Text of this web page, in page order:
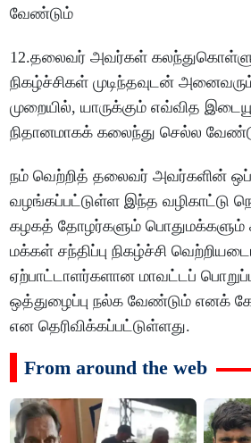
வேண்டும்
12.தலைவர் அவர்கள்
நிகழ்ச்சிகள் முடிந்தவுடன்
முறையில், யாருக்கும் எவ்வித
நிதானமாகக் கலைந்து செல்ல
நம் வெற்றித் தலைவர் அவர்களின்
வழங்கப்பட்டுள்ள இந்த வழிகாட்டு
கழகத் தோழர்களும் பொதுமக்களும்
மக்கள் சந்திப்பு நிகழ்ச்சி
ஏற்பாட்டாளர்களான மாவட்டப்
ஒத்துழைப்பு நல்க வேண்டும் எனக்
என தெரிவிக்கப்பட்டுள்ளது.
From around the web